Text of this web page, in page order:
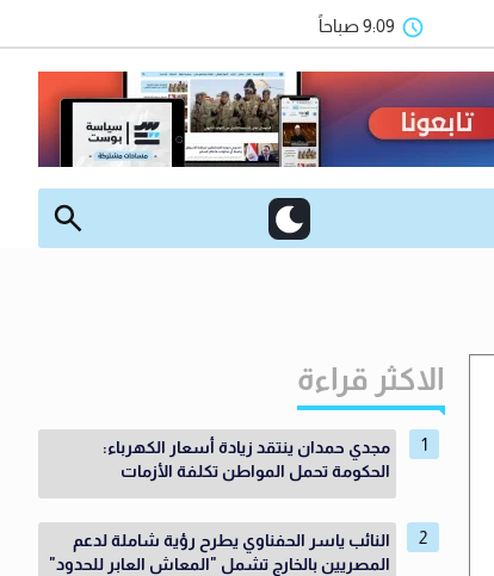
9:09 صباحاً
الاكثر قراءة
مجدي حمدان ينتقد زيادة أسعار الكهرباء:
الحكومة تحمل المواطن تكلفة الأزمات
النائب ياسر الحفناوي يطرح رؤية شاملة لدعم
المصريين بالخارج تشمل "المعاش العابر للحدود"